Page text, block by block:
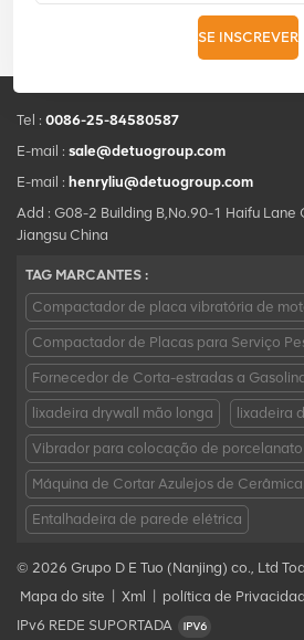
SE INSCREVER
Tel : 0086-25-84580587
E-mail : sale@detuogroup.com
E-mail : henryliu@detuogroup.com
Add : G08-2 Building B,No.90-1 Haifu Lane
Jiangsu China
TAG MARCANTES :
Compactador de placa vibratória de
Compactador de Placas para Serviço
Fornecedor de Corta-estradas a
lixadeira drywall mão longa lixadeira
Vibrador para colocação de porcelanato
Máquina de Cortar Azulejos de Cerâmica
Entalhadeira de parede elétrica
© 2026 Grupo D E Tuo (Nanjing) co., Ltd
Mapa do site
Xml política de
IPv6 REDE SUPORTADA